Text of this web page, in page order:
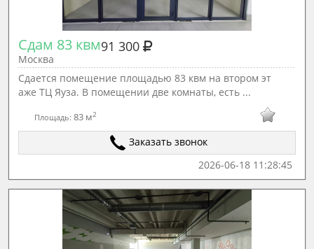
Сдам 83 квм91 300
Москва
Сдается помещение площадью 83 квм на втором эт
аже ТЦ Яуза. В помещении две комнаты, есть ...
Площадь:83 м2
Заказать звонок
2026-06-18 11:28:45